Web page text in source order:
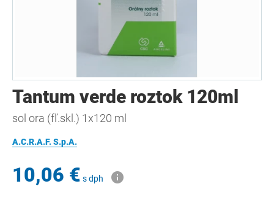
Tantum verde roztok 120ml
sol ora (fľ.skl.) 1x120 ml
A.C.R.A.F. S.p.A.
10,06 € s dph